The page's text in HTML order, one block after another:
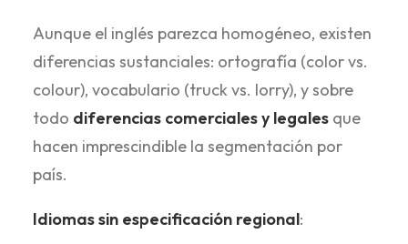
Aunque el inglés parezca homogéneo, existen
diferencias sustanciales: ortografía (color vs.
colour), vocabulario (truck vs. lorry), y sobre
todo diferencias comerciales y legales que
hacen imprescindible la segmentación por
país.
Idiomas sin especificación regional: